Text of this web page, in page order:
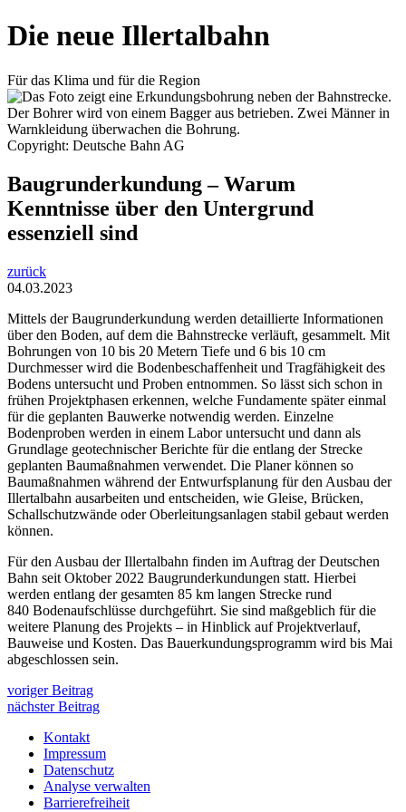
Die neue Illertalbahn
Für das Klima und für die Region
Copyright: Deutsche Bahn AG
Baugrunderkundung – Warum
Kenntnisse über den Untergrund
essenziell sind
zurück
04.03.2023
Mittels der Baugrunderkundung werden detaillierte Informationen
über den Boden, auf dem die Bahnstrecke verläuft, gesammelt. Mit
Bohrungen von 10 bis 20 Metern Tiefe und 6 bis 10 cm
Durchmesser wird die Bodenbeschaffenheit und Tragfähigkeit des
Bodens untersucht und Proben entnommen. So lässt sich schon in
frühen Projektphasen erkennen, welche Fundamente später einmal
für die geplanten Bauwerke notwendig werden. Einzelne
Bodenproben werden in einem Labor untersucht und dann als
Grundlage geotechnischer Berichte für die entlang der Strecke
geplanten Baumaßnahmen verwendet. Die Planer können so
Baumaßnahmen während der Entwurfsplanung für den Ausbau der
Illertalbahn ausarbeiten und entscheiden, wie Gleise, Brücken,
Schallschutzwände oder Oberleitungsanlagen stabil gebaut werden
können.
Für den Ausbau der Illertalbahn finden im Auftrag der Deutschen
Bahn seit Oktober 2022 Baugrunderkundungen statt. Hierbei
werden entlang der gesamten 85 km langen Strecke rund
840 Bodenaufschlüsse durchgeführt. Sie sind maßgeblich für die
weitere Planung des Projekts – in Hinblick auf Projektverlauf,
Bauweise und Kosten. Das Bauerkundungsprogramm wird bis Mai
abgeschlossen sein.
voriger Beitrag
nächster Beitrag
Kontakt
Impressum
Datenschutz
Analyse verwalten
Barrierefreiheit